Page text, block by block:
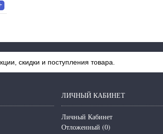
скидки и поступления товара.
ЛИЧНЫЙ КАБИНЕТ
Личный Кабинет
Отложенный (0)